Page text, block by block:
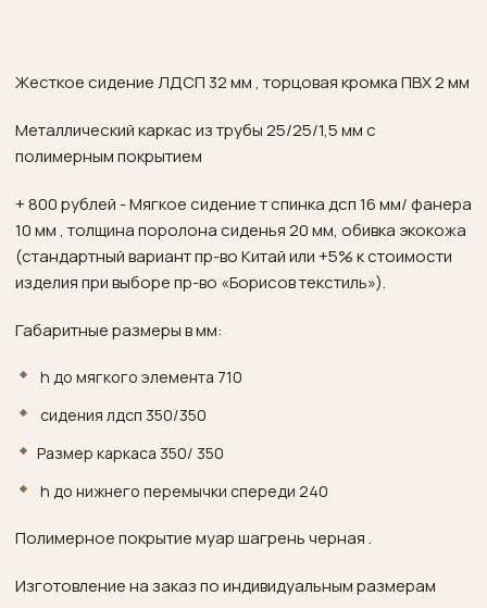
Жесткое сидение ЛДСП 32 мм , торцовая кромка ПВХ 2 мм
Металлический каркас из трубы 25/25/1,5 мм с
полимерным покрытием
+ 800 рублей - Мягкое сидение т спинка дсп 16 мм/ фанера
10 мм , толщина поролона сиденья 20 мм, обивка экокожа
(стандартный вариант пр-во Китай или +5% к стоимости
изделия при выборе пр-во «Борисов текстиль»).
Габаритные размеры в мм:
h до мягкого элемента 710
сидения лдсп 350/350
Размер каркаса 350/ 350
h до нижнего перемычки спереди 240
Полимерное покрытие муар шагрень черная .
Изготовление на заказ по индивидуальным размерам